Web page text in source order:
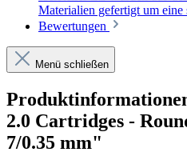
Materialien gefertigt um
Bewertungen
Menü schließen
2.0 Cartridges -
7/0.35 mm"